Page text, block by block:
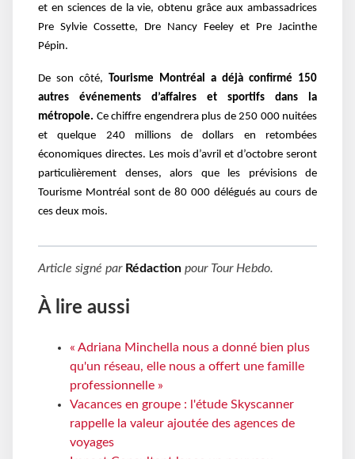
et en sciences de la vie, obtenu grâce aux ambassadrices
Pre Sylvie Cossette, Dre Nancy Feeley et Pre Jacinthe
Pépin.
De son côté,
Tourisme Montréal a déjà confirmé 150
autres événements d’affaires et sportifs dans la
métropole. Ce chiffre engendrera plus de 250 000 nuitées
et quelque 240 millions de dollars en retombées
économiques directes. Les mois d’avril et d’octobre seront
particulièrement denses, alors que les prévisions de
Tourisme Montréal sont de 80 000 délégués au cours de
ces deux mois.
Article signé par Rédaction pour Tour Hebdo.
À lire aussi
« Adriana Minchella nous a donné bien plus
qu'un réseau, elle nous a offert une famille
professionnelle »
Vacances en groupe : l'étude Skyscanner
rappelle la valeur ajoutée des agences de
voyages